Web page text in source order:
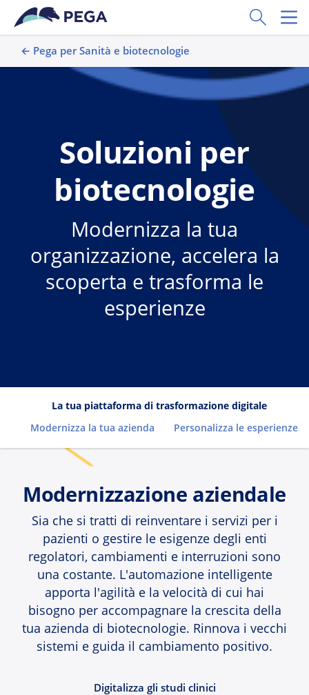
Vai direttamente al contenuto principale
Toggle
← Pega per Sanità e biotecnologie
Soluzioni per
biotecnologie
Modernizza la tua
organizzazione, accelera la
scoperta e trasforma le
esperienze
La tua piattaforma di trasformazione digitale
Modernizza la tua azienda
Personalizza le esperienze
Modernizzazione aziendale
Sia che si tratti di reinventare i servizi per i
pazienti o gestire le esigenze degli enti
regolatori, cambiamenti e interruzioni sono
una costante. L'automazione intelligente
apporta l'agilità e la velocità di cui hai
bisogno per accompagnare la crescita della
tua azienda di biotecnologie. Rinnova i vecchi
sistemi e guida il cambiamento positivo.
Digitalizza gli studi clinici